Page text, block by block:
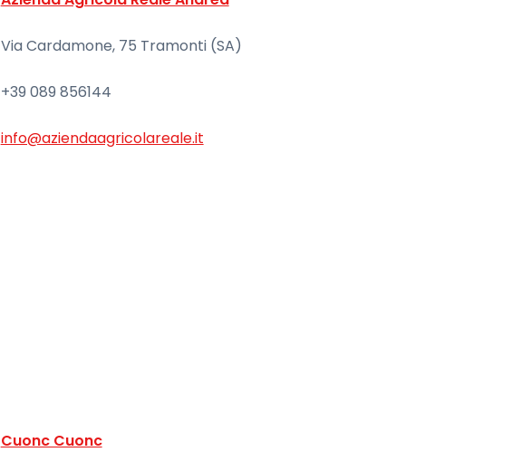
Via Cardamone, 75 Tramonti (SA)
+39 089 856144
info@aziendaagricolareale.it
Cuonc Cuonc